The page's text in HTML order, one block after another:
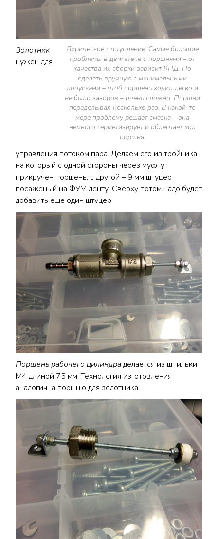
Лирическое отступление. Самые большие
проблемы в двигателе с поршнями – от
качества их сборки зависит КПД. Но
сделать вручную с минимальными
допусками – чтоб поршень ходил легко и
не было зазоров – очень сложно. Поршни
переделывал несколько раз. В какой-то
мере проблему решает смазка – она
немного герметизирует и облегчает ход
поршня.
Золотник
нужен для
управления потоком пара. Делаем его из тройника,
на который с одной стороны через муфту
прикручен поршень, с другой – 9 мм штуцер
посаженый на ФУМ ленту. Сверху потом надо будет
добавить еще один штуцер.
Поршень рабочего цилиндраделается из шпильки
М4 длиной 75 мм. Технология изготовления
аналогична поршню для золотника.